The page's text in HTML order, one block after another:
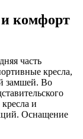
и комфорт
часть
кресла,
замшей. Во
и
Оснащение